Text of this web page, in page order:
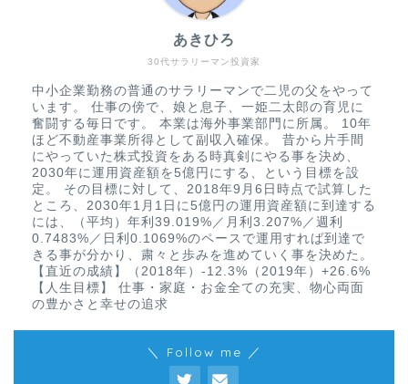
30代サラリーマン投資家
あきひろ
中小企業勤務の普通のサラリーマンで二児の父をやって
います。 仕事の傍で、娘と息子、一姫二太郎の育児に
奮闘する毎日です。 本業は海外事業部門に所属。 10年
ほど不動産事業所得として副収入確保。 昔から片手間
にやっていた株式投資をある時真剣にやる事を決め、
2030年に運用資産額を5億円にする、という目標を設
定。 その目標に対して、2018年9月6日時点で試算した
ところ、2030年1月1日に5億円の運用資産額に到達する
には、（平均）年利39.019%／月利3.207%／週利
0.7483%／日利0.1069%のペースで運用すれば到達で
きる事が分かり、粛々と歩みを進めていく事を決めた。
【直近の成績】（2018年）-12.3%（2019年）+26.6%
【人生目標】 仕事・家庭・お金全ての充実、物心両面
の豊かさと幸せの追求
＼ Follow me ／